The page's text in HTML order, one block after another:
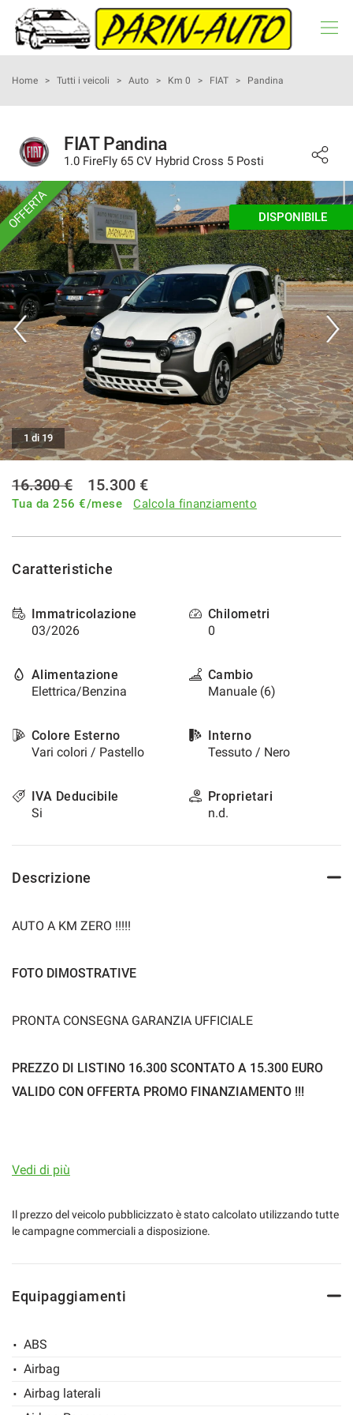
HOME
NOLEGGIO A BREVE TERMINE
ACQUISTIAMO USATO
ASSISTENZA
RECENSIONI
CONTATTI
Home > Tutti i veicoli > Auto > Km 0 > FIAT > Pandina
FIAT Pandina
1.0 FireFly 65 CV Hybrid Cross 5 Posti
OFFERTA DISPONIBILE
1 di 19
16.300 € 15.300 €
Tua da256 €/mese Calcola finanziamento
Caratteristiche
Immatricolazione
03/2026
Chilometri
0
Alimentazione
Elettrica/Benzina
Cambio
Manuale (6)
Colore Esterno
Vari colori / Pastello
Interno
Tessuto / Nero
IVA Deducibile
Si
Proprietari
n.d.
Descrizione
AUTO A KM ZERO !!!!!
FOTO DIMOSTRATIVE
PRONTA CONSEGNA GARANZIA UFFICIALE
PREZZO DI LISTINO 16.300 SCONTATO A 15.300 EURO
VALIDO CON OFFERTA PROMO FINANZIAMENTO !!!
PAGAMENTO IMMEDIATO !!!
CHIAMACI PER INFORMAZIONI E DISPONIBILITA'
E TANTE ALTRE OCCASIONI NEL NOSTRO SITO
WWW.PARINAUTO.COM
Vedi di più
Il prezzo del veicolo pubblicizzato è stato calcolato utilizzando tutte
le campagne commerciali a disposizione.
Equipaggiamenti
ABS
Airbag
Airbag laterali